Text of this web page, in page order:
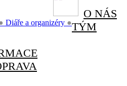
Diáře a organizéry ●
O NÁS
TÝM